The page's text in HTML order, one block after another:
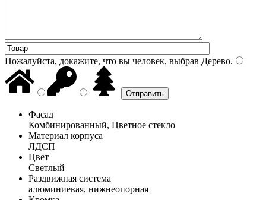
Пожалуйста, докажите, что вы человек, выбрав Дерево.
Фасад
Комбинированный, Цветное стекло
Материал корпуса
ЛДСП
Цвет
Светлый
Раздвижная система
алюминиевая, нижнеопорная